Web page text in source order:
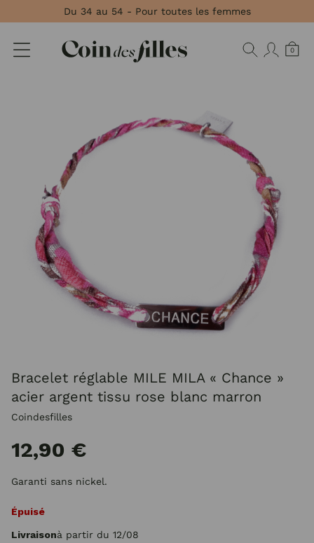
Du 34 au 54 - Pour toutes les femmes
0
Bracelet réglable MILE MILA « Chance »
acier argent tissu rose blanc marron
Coindesfilles
12,90 €
Garanti sans nickel.
Épuisé
Livraisonà partir du 12/08
Panneau de gestion des cookies